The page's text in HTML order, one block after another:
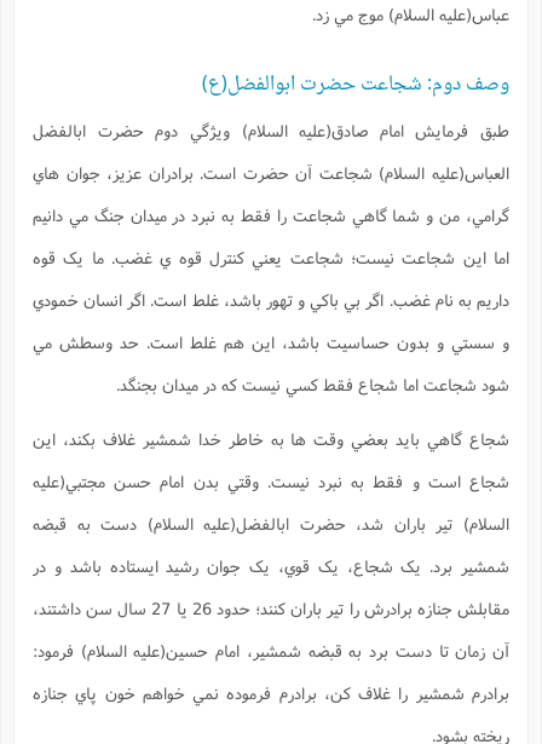
عباس(علیه السلام) موج مي زد.
وصف دوم: شجاعت حضرت ابوالفضل(ع)
طبق فرمايش امام صادق(علیه السلام) ويژگي دوم حضرت ابالفضل
العباس(علیه السلام) شجاعت آن حضرت است. برادران عزيز، جوان هاي
گرامي، من و شما گاهي شجاعت را فقط به نبرد در ميدان جنگ مي دانيم
اما اين شجاعت نيست؛ شجاعت يعني کنترل قوه ي غضب. ما يک قوه
داريم به نام غضب. اگر بي باکي و تهور باشد، غلط است. اگر انسان خمودي
و سستي و بدون حساسيت باشد، اين هم غلط است. حد وسطش مي
شود شجاعت اما شجاع فقط کسي نيست که در ميدان بجنگد.
شجاع گاهي بايد بعضي وقت ها به خاطر خدا شمشير غلاف بکند، اين
شجاع است و فقط به نبرد نيست. وقتي بدن امام حسن مجتبي(علیه
السلام) تير باران شد، حضرت ابالفضل(علیه السلام) دست به قبضه
شمشير برد. يک شجاع، يک قوي، يک جوان رشيد ايستاده باشد و در
مقابلش جنازه برادرش را تير باران کنند؛ حدود 26 يا 27 سال سن داشتند،
آن زمان تا دست برد به قبضه شمشير، امام حسين(علیه السلام) فرمود:
برادرم شمشير را غلاف کن، برادرم فرموده نمي خواهم خون پاي جنازه
ريخته بشود.